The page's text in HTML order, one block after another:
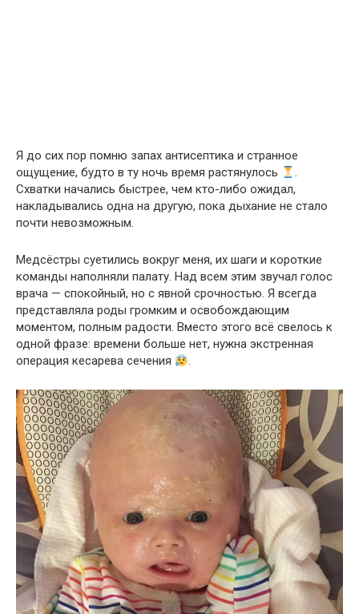
Я до сих пор помню запах антисептика и странное
ощущение, будто в ту ночь время растянулось
.
Схватки начались быстрее, чем кто-либо ожидал,
накладывались одна на другую, пока дыхание не стало
почти невозможным.
Медсёстры суетились вокруг меня, их шаги и короткие
команды наполняли палату. Над всем этим звучал голос
врача — спокойный, но с явной срочностью. Я всегда
представляла роды громким и освобождающим
моментом, полным радости. Вместо этого всё свелось к
одной фразе: времени больше нет, нужна экстренная
операция кесарева сечения
.